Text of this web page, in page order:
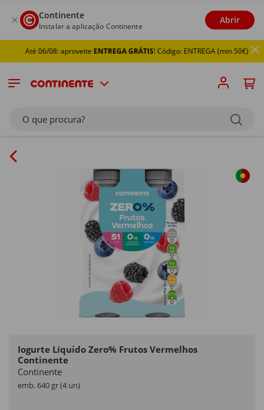
Continente
Instalar a aplicação Continente
Abrir
Até 06/08: aproveiteENTREGA GRÁTIS! Código: ENTREGA (min 50€)
O que procura?
Iogurte Líquido Zero% Frutos Vermelhos
Continente
Continente
emb. 640 gr (4 un)